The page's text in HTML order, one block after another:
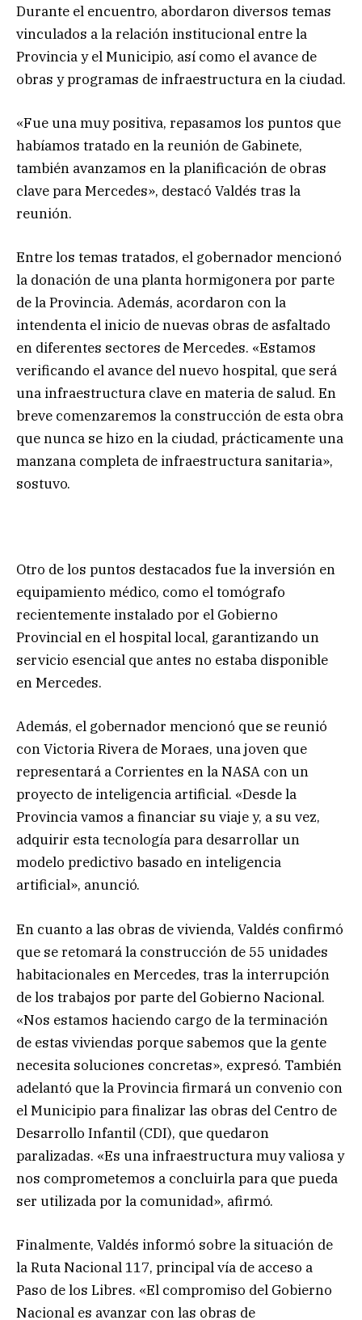
Durante el encuentro, abordaron diversos temas
vinculados a la relación institucional entre la
Provincia y el Municipio, así como el avance de
obras y programas de infraestructura en la ciudad.
«Fue una muy positiva, repasamos los puntos que
habíamos tratado en la reunión de Gabinete,
también avanzamos en la planificación de obras
clave para Mercedes», destacó Valdés tras la
reunión.
Entre los temas tratados, el gobernador mencionó
la donación de una planta hormigonera por parte
de la Provincia. Además, acordaron con la
intendenta el inicio de nuevas obras de asfaltado
en diferentes sectores de Mercedes. «Estamos
verificando el avance del nuevo hospital, que será
una infraestructura clave en materia de salud. En
breve comenzaremos la construcción de esta obra
que nunca se hizo en la ciudad, prácticamente una
manzana completa de infraestructura sanitaria»,
sostuvo.
Otro de los puntos destacados fue la inversión en
equipamiento médico, como el tomógrafo
recientemente instalado por el Gobierno
Provincial en el hospital local, garantizando un
servicio esencial que antes no estaba disponible
en Mercedes.
Además, el gobernador mencionó que se reunió
con Victoria Rivera de Moraes, una joven que
representará a Corrientes en la NASA con un
proyecto de inteligencia artificial. «Desde la
Provincia vamos a financiar su viaje y, a su vez,
adquirir esta tecnología para desarrollar un
modelo predictivo basado en inteligencia
artificial», anunció.
En cuanto a las obras de vivienda, Valdés confirmó
que se retomará la construcción de 55 unidades
habitacionales en Mercedes, tras la interrupción
de los trabajos por parte del Gobierno Nacional.
«Nos estamos haciendo cargo de la terminación
de estas viviendas porque sabemos que la gente
necesita soluciones concretas», expresó. También
adelantó que la Provincia firmará un convenio con
el Municipio para finalizar las obras del Centro de
Desarrollo Infantil (CDI), que quedaron
paralizadas. «Es una infraestructura muy valiosa y
nos comprometemos a concluirla para que pueda
ser utilizada por la comunidad», afirmó.
Finalmente, Valdés informó sobre la situación de
la Ruta Nacional 117, principal vía de acceso a
Paso de los Libres. «El compromiso del Gobierno
Nacional es avanzar con las obras de